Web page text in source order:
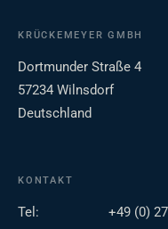
KRÜCKEMEYER GMBH
Dortmunder Straße 4
57234 Wilnsdorf
Deutschland
KONTAKT
Tel:
+49 (0)